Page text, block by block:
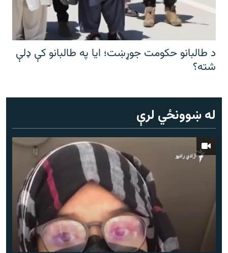
د طالبانو حکومت جوړښت؛ ایا په طالبانو کې ډلې
شته؟
له ښوونځي لرې